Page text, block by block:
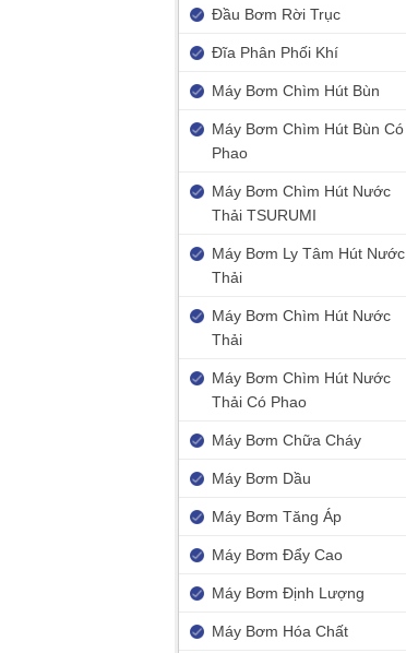
Đầu Bơm Rời Trục
Đĩa Phân Phối Khí
Máy Bơm Chìm Hút Bùn
Máy Bơm Chìm Hút Bùn Có
Phao
Máy Bơm Chìm Hút Nước
Thải TSURUMI
Máy Bơm Ly Tâm Hút Nước
Thải
Máy Bơm Chìm Hút Nước
Thải
Máy Bơm Chìm Hút Nước
Thải Có Phao
Máy Bơm Chữa Cháy
Máy Bơm Dầu
Máy Bơm Tăng Áp
Máy Bơm Đẩy Cao
Máy Bơm Định Lượng
Máy Bơm Hóa Chất